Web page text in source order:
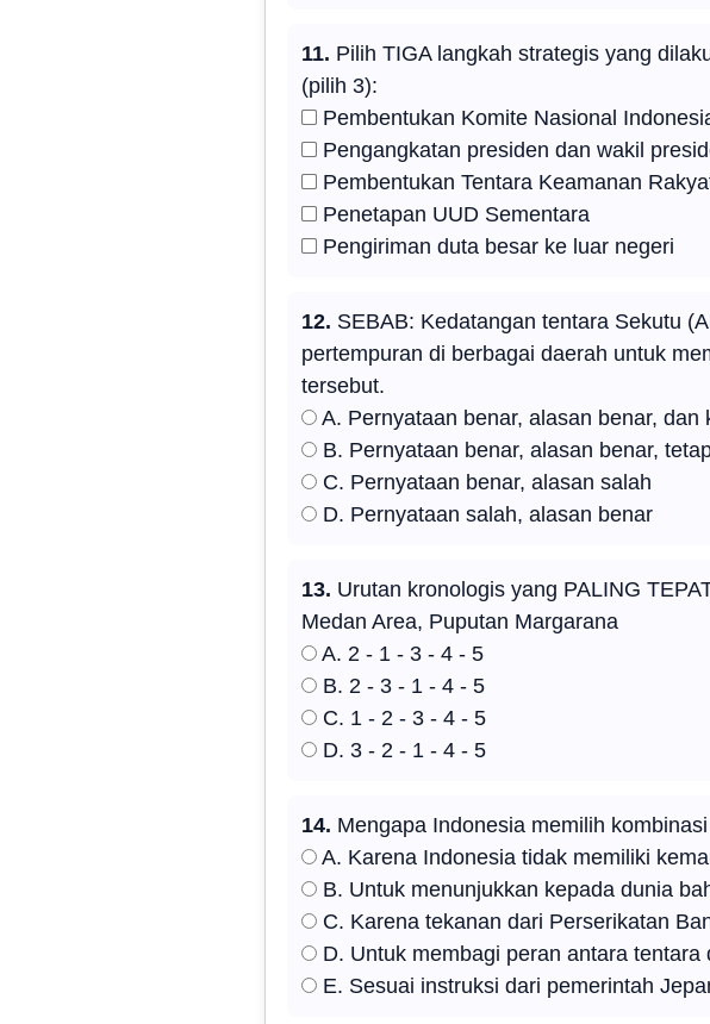
11. Pilih TIGA langkah strategis yang
(pilih 3):
Pembentukan Komite Nasional
Pengangkatan presiden dan wakil
Pembentukan Tentara Keamanan
Penetapan UUD Sementara
Pengiriman duta besar ke luar negeri
12. SEBAB: Kedatangan tentara Sekutu
pertempuran di berbagai daerah untuk
tersebut.
A. Pernyataan benar, alasan benar,
B. Pernyataan benar, alasan benar,
C. Pernyataan benar, alasan salah
D. Pernyataan salah, alasan benar
13. Urutan kronologis yang PALING
Medan Area, Puputan Margarana
A. 2 - 1 - 3 - 4 - 5
B. 2 - 3 - 1 - 4 - 5
C. 1 - 2 - 3 - 4 - 5
D. 3 - 2 - 1 - 4 - 5
14. Mengapa Indonesia memilih
A. Karena Indonesia tidak memiliki
B. Untuk menunjukkan kepada dunia
C. Karena tekanan dari Perserikatan
D. Untuk membagi peran antara tentara
E. Sesuai instruksi dari pemerintah